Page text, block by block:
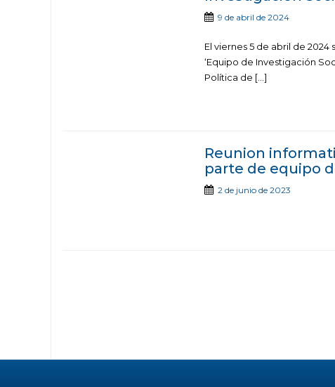
9 de abril de 2024
El viernes 5 de abril de
‘Equipo de Investigación
Política de […]
Reunion
parte de equipo
2 de junio de 2023